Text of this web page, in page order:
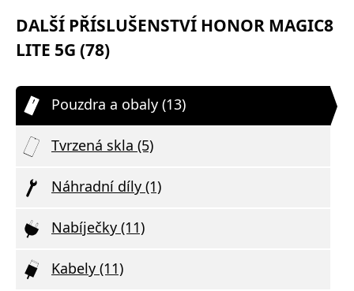
DALŠÍ PŘÍSLUŠENSTVÍ HONOR MAGIC8
LITE 5G (78)
Pouzdra a obaly (13)
Tvrzená skla (5)
Náhradní díly (1)
Nabíječky (11)
Kabely (11)